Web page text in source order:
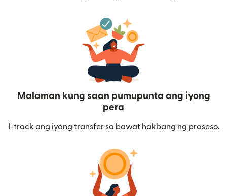
Malaman kung saan pumupunta ang iyong
pera
I-track ang iyong transfer sa bawat hakbang ng proseso.